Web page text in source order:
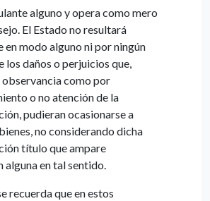
alguno y opera como mero
El Estado no resultará
en modo alguno ni por ningún
los daños o perjuicios que,
como por
o no atención de la
pudieran ocasionarse a
no considerando dicha
título que ampare
alguna en tal sentido.
recuerda que en estos